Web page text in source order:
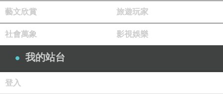
藝文欣賞 旅遊玩家
社會萬象 影視娛樂
我的站台
登入